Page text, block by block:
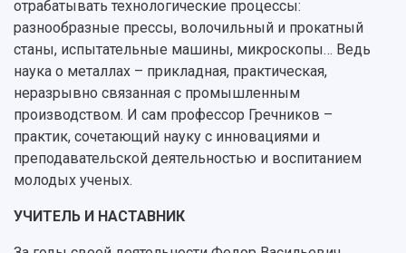
отрабатывать технологические процессы:
разнообразные прессы, волочильный и прокатный
станы, испытательные машины, микроскопы… Ведь
наука о металлах – прикладная, практическая,
неразрывно связанная с промышленным
производством. И сам профессор Гречников –
практик, сочетающий науку с инновациями и
преподавательской деятельностью и воспитанием
молодых ученых.
УЧИТЕЛЬ И НАСТАВНИК